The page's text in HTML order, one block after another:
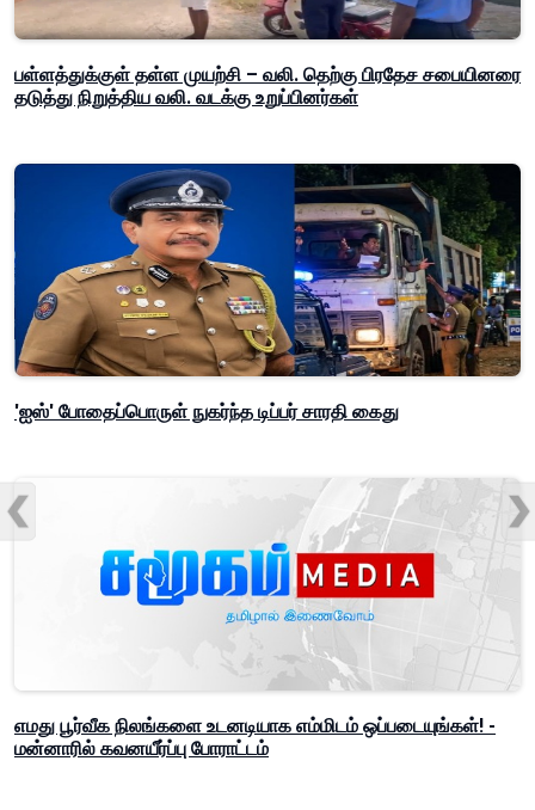
பள்ளத்துக்குள் தள்ள முயற்சி – வலி. தெற்கு பிரதேச சபையினரை
தடுத்து நிறுத்திய வலி. வடக்கு உறுப்பினர்கள்
'ஐஸ்' போதைப்பொருள் நுகர்ந்த டிப்பர் சாரதி கைது
எமது பூர்வீக நிலங்களை உடனடியாக எம்மிடம் ஒப்படையுங்கள்! -
மன்னாரில் கவனயீர்ப்பு போராட்டம்